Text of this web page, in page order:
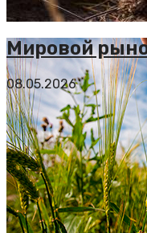
Мировой
08.05.2026